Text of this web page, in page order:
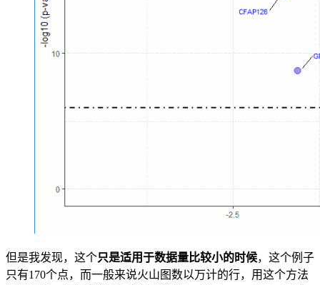
但是我发现，这个只是适用于数据量比较小的时候，这个例子
只有170个点，而一般来说火山图数以万计的行，用这个方法